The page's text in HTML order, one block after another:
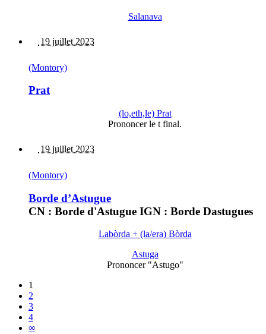
Salanava
19 juillet 2023
(Montory)
Prat
(lo,eth,le) Prat
Prononcer le t final.
19 juillet 2023
(Montory)
Borde d’Astugue
CN : Borde d'Astugue IGN : Borde Dastugues
Labòrda + (la/era) Bòrda
Astuga
Prononcer "Astugo"
1
2
3
4
∞